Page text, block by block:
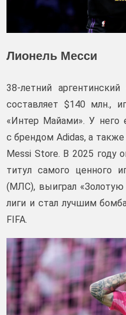
Лионель Месси
38-летний
составляет $140 млн.,
«Интер Майами». У него
с брендом Adidas, а
Messi Store. В 2025 году
титул самого ценного
(МЛС), выиграл «Золотую
лиги и стал лучшим
FIFA.